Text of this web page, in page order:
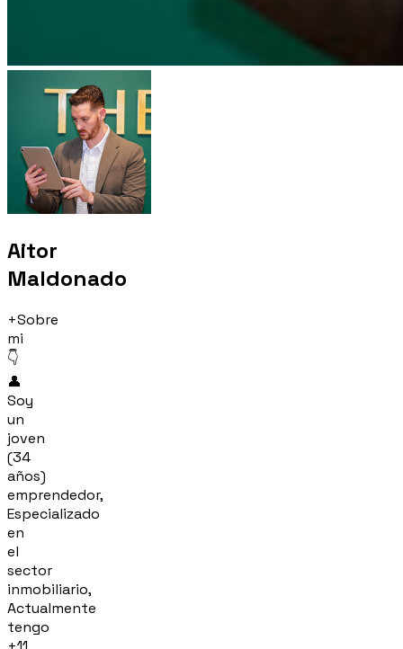
Aitor
Maldonado
+Sobre
mi
👇
👤
Soy
un
joven
(34
años)
emprendedor,
Especializado
en
el
sector
inmobiliario,
Actualmente
tengo